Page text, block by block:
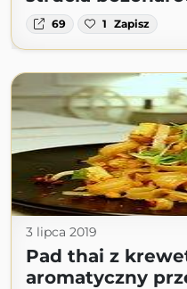
69 1 Zapisz
3 lipca 2019
Pad thai z
aromatyczny